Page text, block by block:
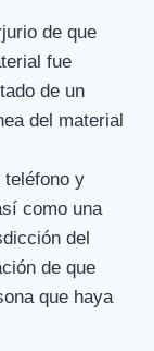
de que
fue
de un
del material
teléfono y
como una
del
de que
que haya